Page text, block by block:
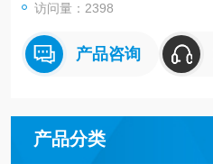
访问量：2398
产品咨询
产品分类